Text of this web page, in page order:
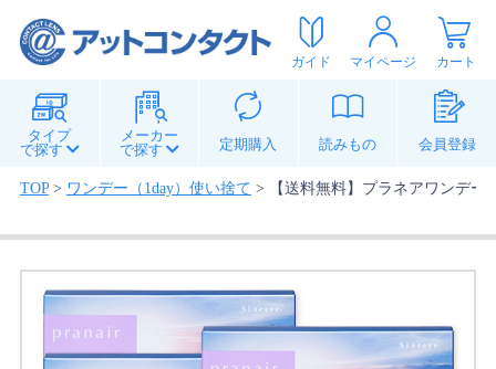
ガイド マイページ カート
タイプ
で探す
メーカー
で探す
定期購入 読みもの 会員登録
TOP> ワンデー（1day）使い捨て > 【送料無料】プラネアワンデー